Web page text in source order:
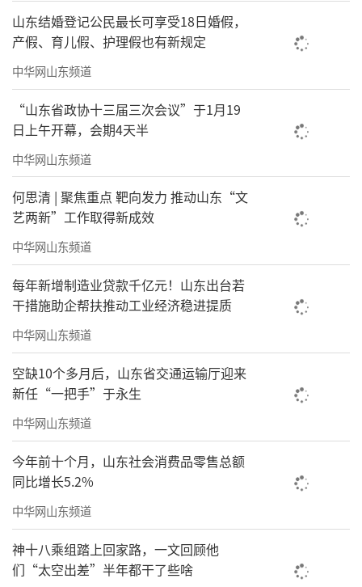
山东结婚登记公民最长可享受18日婚假，
产假、育儿假、护理假也有新规定
中华网山东频道
“山东省政协十三届三次会议”于1月19
日上午开幕，会期4天半
中华网山东频道
何思清 | 聚焦重点 靶向发力 推动山东“文
艺两新”工作取得新成效
中华网山东频道
每年新增制造业贷款千亿元！山东出台若
干措施助企帮扶推动工业经济稳进提质
中华网山东频道
空缺10个多月后，山东省交通运输厅迎来
新任“一把手”于永生
中华网山东频道
今年前十个月，山东社会消费品零售总额
同比增长5.2%
中华网山东频道
神十八乘组踏上回家路，一文回顾他
们“太空出差”半年都干了些啥